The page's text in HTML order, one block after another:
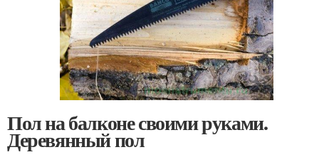
Пол на балконе своими руками.
Деревянный пол